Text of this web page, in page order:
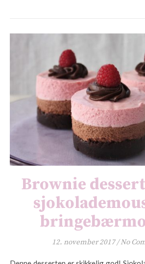
Brownie
12. november 2017/ No